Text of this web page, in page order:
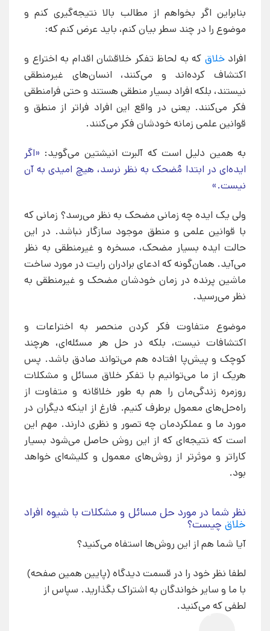
بنابراین اگر بخواهم از مطالب بالا نتیجه‌گیری کنم و
موضوع را در چند سطر بیان کنم، باید عرض کنم که:
افراد خلاق که به لحاظ تفکر خلاقشان اقدام به اختراع و
اکتشاف کرده‌اند و می‌کنند، انسان‌های غیرمنطقی
نیستند، بلکه افراد بسیار منطقی هستند و حتی فرامنطقی
فکر می‌کنند. یعنی در واقع این افراد فراتر از منطق و
قوانین علمی زمانه خودشان فکر می‌کنند.
به همین دلیل است که آلبرت انیشتین می‌گوید: «اگر
ایده‌ای در ابتدا مُضحک به نظر نرسد، هیچ امیدی به آن
نیست.»
ولی یک ایده چه زمانی مضحک به نظر می‌رسد؟ زمانی که
با قوانین علمی و منطق موجود سازگار نباشد. در این
حالت ایده بسیار مضحک، مسخره و غیرمنطقی به نظر
می‌آید. همان‌گونه که ادعای برادران رایت در مورد ساخت
ماشین پرنده در زمان خودشان مضحک و غیرمنطقی به
نظر می‌رسید.
موضوع متفاوت فکر کردن منحصر به اختراعات و
اکتشافات نیست، بلکه در حل هر مسئله‌ای، هرچند
کوچک و پیش‌پا افتاده هم می‌تواند صادق باشد. پس
هریک از ما می‌توانیم با تفکر خلاق مسائل و مشکلات
روزمره زندگی‌مان را هم به طور خلاقانه و متفاوت از
راه‌حل‌های معمول برطرف کنیم. فارغ از اینکه دیگران در
مورد ما و عملکردمان چه تصور و نظری دارند. مهم این
است که نتیجه‌ای که از این روش حاصل می‌شود بسیار
کاراتر و موثرتر از روش‌های معمول و کلیشه‌ای خواهد
بود.
نظر شما در مورد حل مسائل و مشکلات با شیوه افراد
خلاق چیست؟
آیا شما هم از این روش‌ها استفاه می‌کنید؟
لطفا نظر خود را در قسمت دیدگاه (پایین همین صفحه)
با ما و سایر خواندگان به اشتراک بگذارید. سپاس از
لطفی که می‌کنید.
0%